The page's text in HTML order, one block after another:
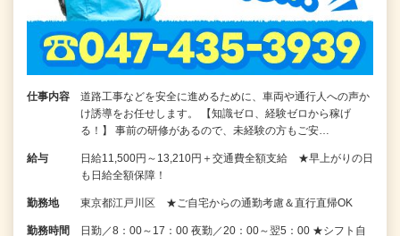
仕事内容
道路工事などを安全に進めるために、車両や通行人への声か
け誘導をお任せします。 【知識ゼロ、経験ゼロから稼げ
る！】 事前の研修があるので、未経験の方もご安…
給与
日給11,500円～13,210円＋交通費全額支給 ★早上がりの日
も日給全額保障！
勤務地 東京都江戸川区 ★ご自宅からの通勤考慮＆直行直帰OK
勤務時間
日勤／8：00～17：00 夜勤／20：00～翌5：00 ★シフト自